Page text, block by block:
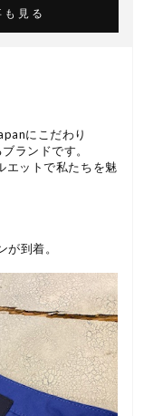
見る
にこだわり
ランドです。
エットで私たちを魅
到着。